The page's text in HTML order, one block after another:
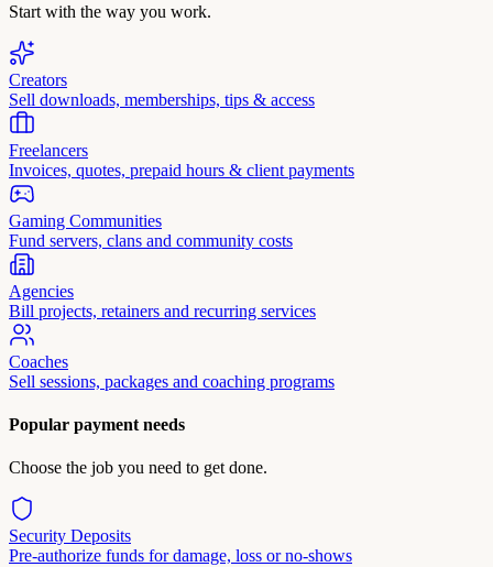
Start with the way you work.
Creators
Sell downloads, memberships, tips & access
Freelancers
Invoices, quotes, prepaid hours & client payments
Gaming Communities
Fund servers, clans and community costs
Agencies
Bill projects, retainers and recurring services
Coaches
Sell sessions, packages and coaching programs
Popular payment needs
Choose the job you need to get done.
Security Deposits
Pre-authorize funds for damage, loss or no-shows